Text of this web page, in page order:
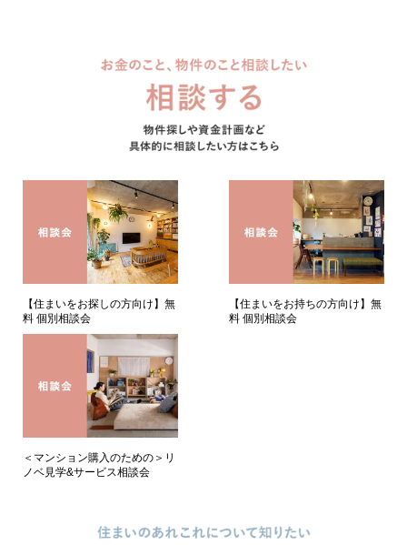
【住まいをお探しの方向け】無
料 個別相談会
【住まいをお持ちの方向け】無
料 個別相談会
＜マンション購入のための＞リ
ノベ見学&サービス相談会